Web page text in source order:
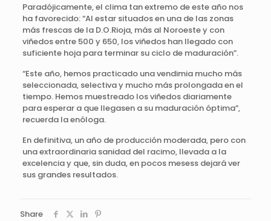
Paradójicamente, el clima tan extremo de este año nos
ha favorecido: “Al estar situados en una de las zonas
más frescas de la D.O.Rioja, más al Noroeste y con
viñedos entre 500 y 650, los viñedos han llegado con
suficiente hoja para terminar su ciclo de maduración”.
“Este año, hemos practicado una vendimia mucho más
seleccionada, selectiva y mucho más prolongada en el
tiempo. Hemos muestreado los viñedos diariamente
para esperar a que llegasen a su maduración óptima”,
recuerda la enóloga.
En definitiva, un año de producción moderada, pero con
una extraordinaria sanidad del racimo, llevada a la
excelencia y que, sin duda, en pocos mesess dejará ver
sus grandes resultados.
Share